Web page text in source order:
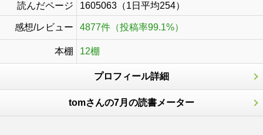
読んだページ
1605063（1日平均254）
感想/レビュー 4877件（投稿率99.1%）
本棚 12棚
プロフィール詳細
tomさんの7月の読書メーター